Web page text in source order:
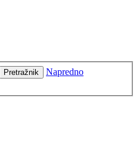
Pretražnik
Napredno